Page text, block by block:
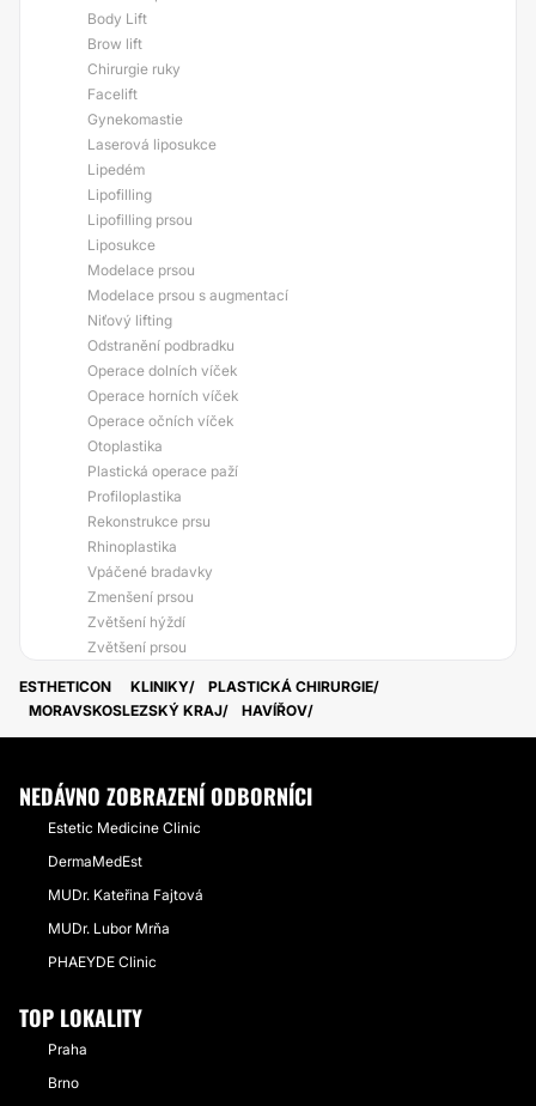
Body Lift
Brow lift
Chirurgie ruky
Facelift
Gynekomastie
Laserová liposukce
Lipedém
Lipofilling
Lipofilling prsou
Liposukce
Modelace prsou
Modelace prsou s augmentací
Niťový lifting
Odstranění podbradku
Operace dolních víček
Operace horních víček
Operace očních víček
Otoplastika
Plastická operace paží
Profiloplastika
Rekonstrukce prsu
Rhinoplastika
Vpáčené bradavky
Zmenšení prsou
Zvětšení hýždí
Zvětšení prsou
ESTHETICON KLINIKY
PLASTICKÁ CHIRURGIE
MORAVSKOSLEZSKÝ KRAJ
HAVÍŘOV
NEDÁVNO ZOBRAZENÍ ODBORNÍCI
Estetic Medicine Clinic
DermaMedEst
MUDr. Kateřina Fajtová
MUDr. Lubor Mrňa
PHAEYDE Clinic
TOP LOKALITY
Praha
Brno